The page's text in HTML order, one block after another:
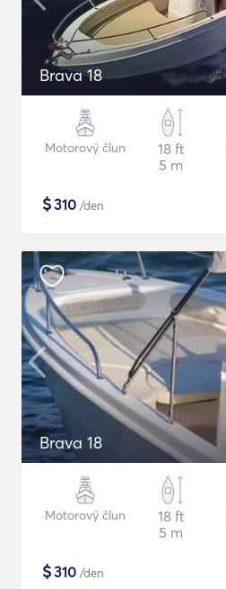
Brava 18
Motorový člun
18 ft
5 m
$310 /den
Brava 18
Motorový člun
18 ft
5 m
$310 /den